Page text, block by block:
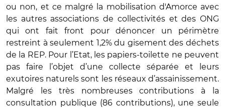
ou non, et ce malgré la mobilisation d'Amorce avec
les autres associations de collectivités et des ONG
qui ont fait front pour dénoncer un périmètre
restreint à seulement 1,2% du gisement des déchets
de la REP. Pour l’Etat, les papiers-toilette ne peuvent
pas faire l’objet d’une collecte séparée et leurs
exutoires naturels sont les réseaux d’assainissement.
Malgré les très nombreuses contributions à la
consultation publique (86 contributions), une seule